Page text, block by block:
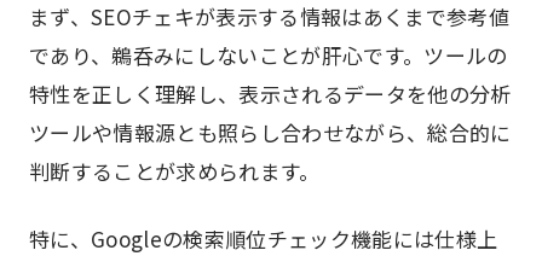
まず、SEOチェキが表示する情報はあくまで参考値
であり、鵜呑みにしないことが肝心です。ツールの
特性を正しく理解し、表示されるデータを他の分析
ツールや情報源とも照らし合わせながら、総合的に
判断することが求められます。
特に、Googleの検索順位チェック機能には仕様上